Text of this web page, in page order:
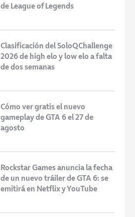
de League of Legends
Clasificación del SoloQChallenge
2026 de high elo y low elo a falta
de dos semanas
Cómo ver gratis el nuevo
gameplay de GTA 6 el 27 de
agosto
Rockstar Games anuncia la fecha
de un nuevo tráiler de GTA 6: se
emitirá en Netflix y YouTube